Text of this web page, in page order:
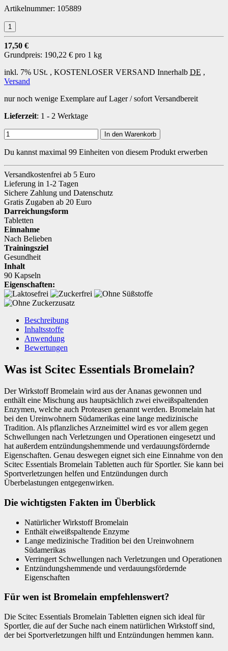
Artikelnummer: 105889
17,50 €
Grundpreis: 190,22 € pro 1 kg
inkl. 7% USt. , KOSTENLOSER VERSAND Innerhalb DE ,
Versand
nur noch wenige Exemplare auf Lager / sofort Versandbereit
Lieferzeit: 1 - 2 Werktage
In den Warenkorb
Du kannst maximal 99 Einheiten von diesem Produkt erwerben
Versandkostenfrei ab 5 Euro
Lieferung in 1-2 Tagen
Sichere Zahlung und Datenschutz
Gratis Zugaben ab 20 Euro
Darreichungsform
Tabletten
Einnahme
Nach Belieben
Trainingsziel
Gesundheit
Inhalt
90 Kapseln
Eigenschaften:
Beschreibung
Inhaltsstoffe
Anwendung
Bewertungen
Was ist Scitec Essentials Bromelain?
Der Wirkstoff Bromelain wird aus der Ananas gewonnen und
enthält eine Mischung aus hauptsächlich zwei eiweißspaltenden
Enzymen, welche auch Proteasen genannt werden. Bromelain hat
bei den Ureinwohnern Südamerikas eine lange medizinische
Tradition. Als pflanzliches Arzneimittel wird es vor allem gegen
Schwellungen nach Verletzungen und Operationen eingesetzt und
hat außerdem entzündungshemmende und verdauungsfördernde
Eigenschaften. Genau deswegen eignet sich eine Einnahme von den
Scitec Essentials Bromelain Tabletten auch für Sportler. Sie kann bei
Sportverletzungen helfen und Entzündungen durch
Überbelastungen entgegenwirken.
Die wichtigsten Fakten im Überblick
Natürlicher Wirkstoff Bromelain
Enthält eiweißspaltende Enzyme
Lange medizinische Tradition bei den Ureinwohnern
Südamerikas
Verringert Schwellungen nach Verletzungen und Operationen
Entzündungshemmende und verdauungsfördernde
Eigenschaften
Für wen ist Bromelain empfehlenswert?
Die Scitec Essentials Bromelain Tabletten eignen sich ideal für
Sportler, die auf der Suche nach einem natürlichen Wirkstoff sind,
der bei Sportverletzungen hilft und Entzündungen hemmen kann.